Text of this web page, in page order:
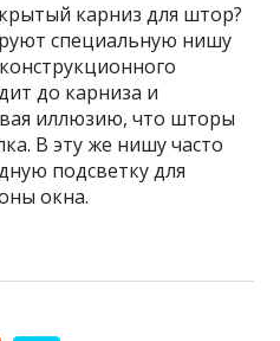
карниз для штор?
специальную нишу
до карниза и
иллюзию, что шторы
В эту же нишу часто
подсветку для
окна.